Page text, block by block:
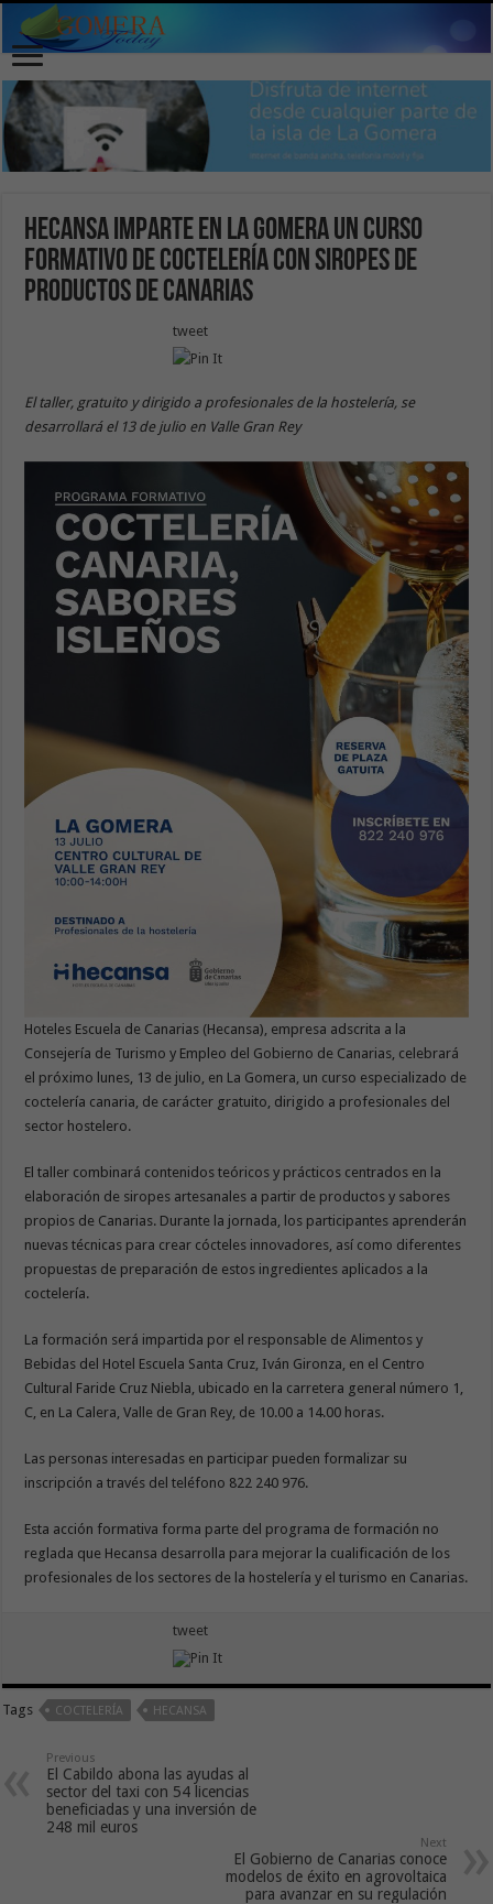
Hecansa imparte en La Gomera un curso
formativo de coctelería con siropes de
productos de Canarias
tweet
El taller, gratuito y dirigido a profesionales de la hostelería, se
desarrollará el 13 de julio en Valle Gran Rey
Hoteles Escuela de Canarias (Hecansa), empresa adscrita a la
Consejería de Turismo y Empleo del Gobierno de Canarias, celebrará
el próximo lunes, 13 de julio, en La Gomera, un curso especializado de
coctelería canaria, de carácter gratuito, dirigido a profesionales del
sector hostelero.
El taller combinará contenidos teóricos y prácticos centrados en la
elaboración de siropes artesanales a partir de productos y sabores
propios de Canarias. Durante la jornada, los participantes aprenderán
nuevas técnicas para crear cócteles innovadores, así como diferentes
propuestas de preparación de estos ingredientes aplicados a la
coctelería.
La formación será impartida por el responsable de Alimentos y
Bebidas del Hotel Escuela Santa Cruz, Iván Gironza, en el Centro
Cultural Faride Cruz Niebla, ubicado en la carretera general número 1,
C, en La Calera, Valle de Gran Rey, de 10.00 a 14.00 horas.
Las personas interesadas en participar pueden formalizar su
inscripción a través del teléfono 822 240 976.
Esta acción formativa forma parte del programa de formación no
reglada que Hecansa desarrolla para mejorar la cualificación de los
profesionales de los sectores de la hostelería y el turismo en Canarias.
tweet
Tags COCTELERÍA HECANSA
Previous
El Cabildo abona las ayudas al
sector del taxi con 54 licencias
beneficiadas y una inversión de
248 mil euros
Next
El Gobierno de Canarias conoce
modelos de éxito en agrovoltaica
para avanzar en su regulación